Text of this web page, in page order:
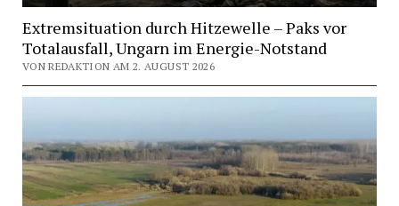
Extremsituation durch Hitzewelle – Paks vor
Totalausfall, Ungarn im Energie-Notstand
VON REDAKTION AM 2. AUGUST 2026